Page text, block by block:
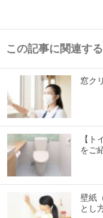
この記事に関連す
窓ク
【
をご
壁紙
とし